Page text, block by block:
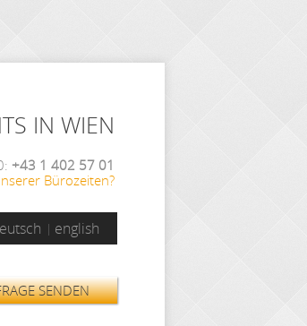
IN WIEN
+43 1 402 57 01
Bürozeiten?
english
SENDEN